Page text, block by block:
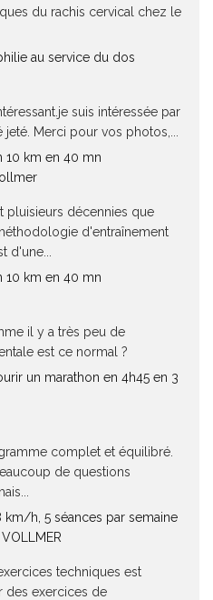
du rachis cervical chez le
au service du dos
suis intéressée par
Merci pour vos photos,...
10 km en 40 mn
pluisieurs décennies que
d'entraînement
10 km en 40 mn
il y a très peu de
est ce normal ?
un marathon en 4h45 en 3
complet et équilibré.
de questions
km/h, 5 séances par semaine
techniques est
des exercices de